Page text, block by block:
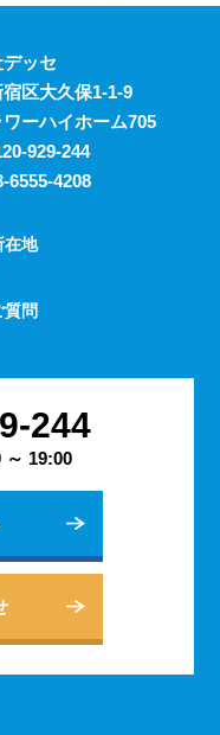
の開発における実機
際は、デッセまでご
の回りの様々な事情
、という方は意外に
と何かと手間がかか
方であっても気軽
ービスのご案内を行
の管理などにも活躍
すので、通常のスマ
とめてレンタルする
用のレンタルスマホ
のご利用まで、お客
提案できるデッセの
ッセ
区大久保1-1-9
ーハイホーム705
929-244
6555-4208
在地
質問
244
～ 19:00